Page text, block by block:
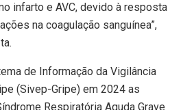
infarto e AVC, devido à resposta
na coagulação sanguínea”,
de Informação da Vigilância
(Sivep-Gripe) em 2024 as
Respiratória Aguda Grave